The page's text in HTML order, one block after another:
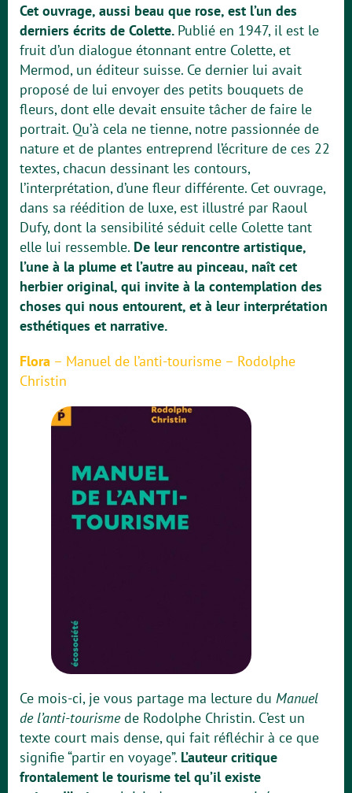
Cet ouvrage, aussi beau que rose, est l’un des
derniers écrits de Colette. Publié en 1947, il est le
fruit d’un dialogue étonnant entre Colette, et
Mermod, un éditeur suisse. Ce dernier lui avait
proposé de lui envoyer des petits bouquets de
fleurs, dont elle devait ensuite tâcher de faire le
portrait. Qu’à cela ne tienne, notre passionnée de
nature et de plantes entreprend l’écriture de ces 22
textes, chacun dessinant les contours,
l’interprétation, d’une fleur différente. Cet ouvrage,
dans sa réédition de luxe, est illustré par Raoul
Dufy, dont la sensibilité séduit celle Colette tant
elle lui ressemble. De leur rencontre artistique,
l’une à la plume et l’autre au pinceau, naît cet
herbier original, qui invite à la contemplation des
choses qui nous entourent, et à leur interprétation
esthétiques et narrative.
Flora – Manuel de l’anti-tourisme – Rodolphe
Christin
Ce mois-ci, je vous partage ma lecture du Manuel
de l’anti-tourismede Rodolphe Christin. C’est un
texte court mais dense, qui fait réfléchir à ce que
signifie “partir en voyage”. L’auteur critique
frontalement le tourisme tel qu’il existe